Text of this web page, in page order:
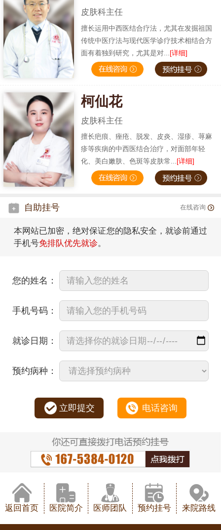
皮肤科主任
擅长运用中西医结合疗法，尤其在发掘祖国
传统中医疗法与现代医学诊疗技术相结合方
面有着独到研究，尤其是对... [详细]
柯仙花
皮肤科主任
擅长疤痕、痤疮、脱发、皮炎、湿疹、荨麻
疹等疾病的中西医结合治疗，对面部年轻
化、美白嫩肤、色斑等皮肤常...[详细]
自助挂号 在线咨询
本网站已加密，绝对保证您的隐私安全，就诊前通过
手机号免排队优先就诊。
您的姓名：
手机号码：
就诊日期：
预约病种：
立即提交 电话咨询
返回首页 医院简介 医师团队 预约挂号 来院路线